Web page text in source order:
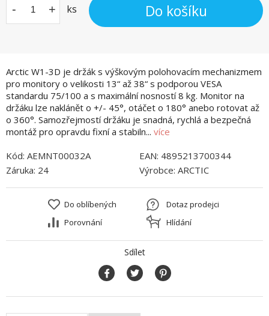
Arctic W1-3D je držák s výškovým polohovacím mechanizmem
pro monitory o velikosti 13“ až 38“ s podporou VESA
standardu 75/100 a s maximální nosností 8 kg. Monitor na
držáku lze naklánět o +/- 45°, otáčet o 180° anebo rotovat až
o 360°. Samozřejmostí držáku je snadná, rychlá a bezpečná
montáž pro opravdu fixní a stabiln... více
- + ks Do košíku
Kód: AEMNT00032A EAN: 4895213700344
Záruka: 24 Výrobce: ARCTIC
Do oblíbených
Porovnání
Dotaz prodejci
Hlídání
Sdílet